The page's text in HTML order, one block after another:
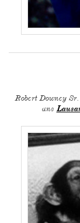
Robert Downey
ans